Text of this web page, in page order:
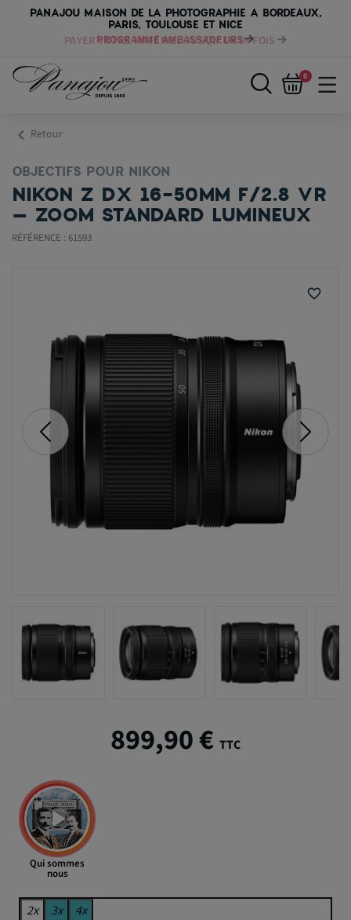
PANAJOU MAISON DE LA PHOTOGRAPHIE A BORDEAUX,
PARIS, TOULOUSE ET NICE
PAYER VOTRE MATÉRIEL JUSQU'EN 84 FOIS
0
chevron_left Retour
OBJECTIFS POUR NIKON
NIKON Z DX 16-50MM F/2.8 VR
– ZOOM STANDARD LUMINEUX
RÉFÉRENCE : 61593
favorite_border
899,90 € TTC
Qui sommes
nous
2x 3x 4x